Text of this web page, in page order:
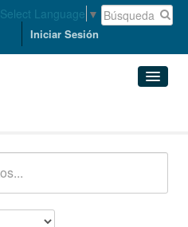
Select Language ▼
Iniciar Sesión